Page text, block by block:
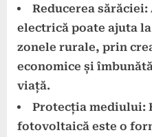
Reducerea
electrică poate ajuta
zonele rurale, prin
economice și
viață.
Protecția mediului:
fotovoltaică este o